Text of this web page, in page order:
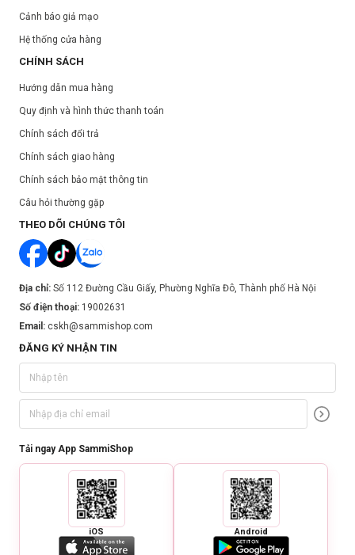
Cảnh báo giả mạo
Hệ thống cửa hàng
CHÍNH SÁCH
Hướng dẫn mua hàng
Quy định và hình thức thanh toán
Chính sách đổi trả
Chính sách giao hàng
Chính sách bảo mật thông tin
Câu hỏi thường gặp
THEO DÕI CHÚNG TÔI
Địa chỉ: Số 112 Đường Cầu Giấy, Phường Nghĩa Đô, Thành phố Hà Nội
Số điện thoại: 19002631
Email: cskh@sammishop.com
ĐĂNG KÝ NHẬN TIN
Tải ngay App SammiShop
iOS Android